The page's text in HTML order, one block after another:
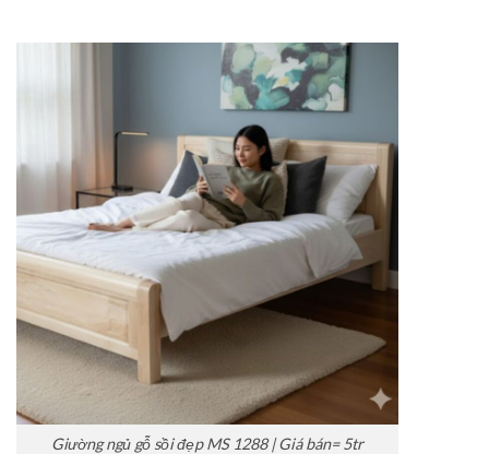
Giường ngủ gỗ sồi đẹp MS 1288 | Giá bán= 5tr